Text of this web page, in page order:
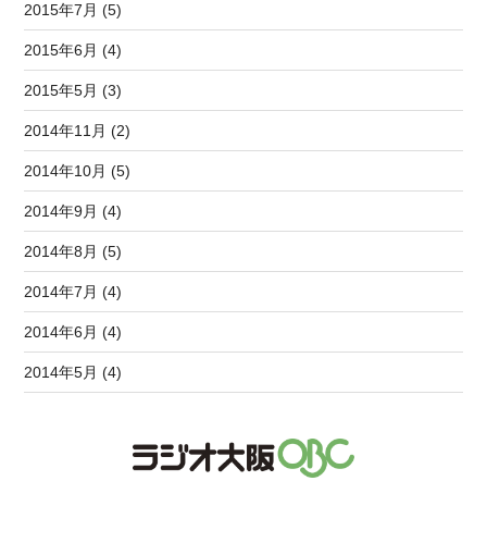
2015年7月 (5)
2015年6月 (4)
2015年5月 (3)
2014年11月 (2)
2014年10月 (5)
2014年9月 (4)
2014年8月 (5)
2014年7月 (4)
2014年6月 (4)
2014年5月 (4)